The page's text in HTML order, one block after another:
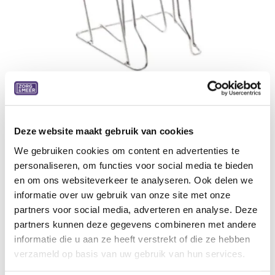
Deze website maakt gebruik van cookies
We gebruiken cookies om content en advertenties te
personaliseren, om functies voor social media te bieden
en om ons websiteverkeer te analyseren. Ook delen we
informatie over uw gebruik van onze site met onze
partners voor social media, adverteren en analyse. Deze
partners kunnen deze gegevens combineren met andere
informatie die u aan ze heeft verstrekt of die ze hebben
verzameld op basis van uw gebruik van hun services.
Aantrekhulp steunkousen
Aantrekhulp voor het gemakkelijk aandoen van
aderspatkousen
32,43€
Aan winkelmandje toevoegen
Toevoegen aan verlanglijst